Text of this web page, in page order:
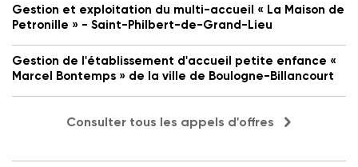
Gestion et exploitation du multi-accueil « La Maison de
Petronille » - Saint-Philbert-de-Grand-Lieu
Gestion de l'établissement d'accueil petite enfance «
Marcel Bontemps » de la ville de Boulogne-Billancourt
Consulter tous les appels d'offres